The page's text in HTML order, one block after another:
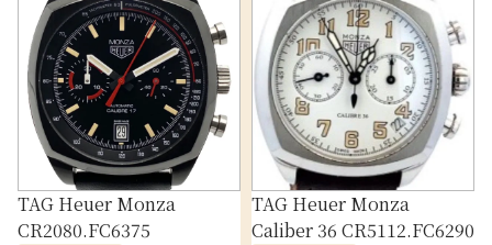
TAG Heuer Monza
CR2080.FC6375
TAG Heuer Monza
Caliber 36 CR5112.FC6290